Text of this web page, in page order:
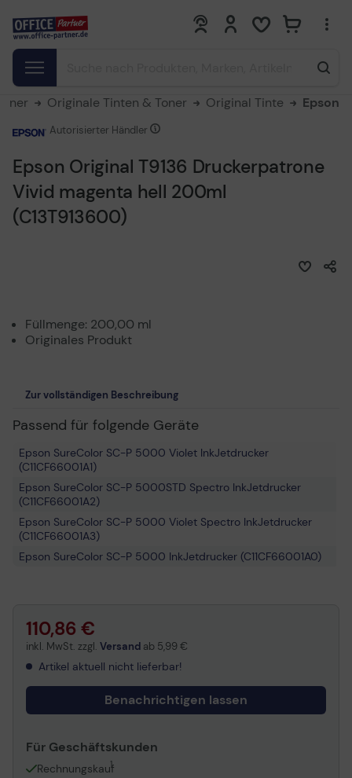
0 0
Originale Tinten & Toner Original Tinte Epson
Epson Original T9136 Druckerpatrone
Vivid magenta hell 200ml
(C13T913600)
Autorisierter Händler
Füllmenge: 200,00 ml
Originales Produkt
Zur vollständigen Beschreibung
Passend für folgende Geräte
Epson SureColor SC-P 5000 Violet InkJetdrucker
(C11CF66001A1)
Epson SureColor SC-P 5000STD Spectro InkJetdrucker
(C11CF66001A2)
Epson SureColor SC-P 5000 Violet Spectro InkJetdrucker
(C11CF66001A3)
Epson SureColor SC-P 5000 InkJetdrucker (C11CF66001A0)
110,86 €
inkl. MwSt. zzgl. Versand ab 5,99 €
Artikel aktuell nicht lieferbar!
Benachrichtigen lassen
Für Geschäftskunden
Rechnungskauf
1